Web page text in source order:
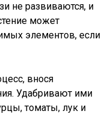
не развиваются, и
может
элементов, если
внося
Удабривают ими
томаты, лук и